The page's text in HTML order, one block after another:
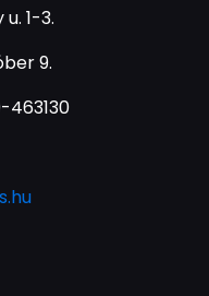
1-3.
9.
463130